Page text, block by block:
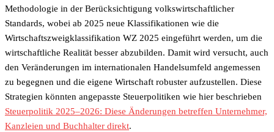
Methodologie in der Berücksichtigung volkswirtschaftlicher
Standards, wobei ab 2025 neue Klassifikationen wie die
Wirtschaftszweigklassifikation WZ 2025 eingeführt werden, um die
wirtschaftliche Realität besser abzubilden. Damit wird versucht, auch
den Veränderungen im internationalen Handelsumfeld angemessen
zu begegnen und die eigene Wirtschaft robuster aufzustellen. Diese
Strategien könnten angepasste Steuerpolitiken wie hier beschrieben
Steuerpolitik 2025–2026: Diese Änderungen betreffen Unternehmer,
Kanzleien und Buchhalter direkt.